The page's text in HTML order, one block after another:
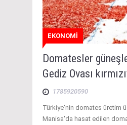
EKONOMİ
Domatesler
Gediz Ovası
1785920590
Türkiye'nin domates üretim
Manisa'da hasat edilen